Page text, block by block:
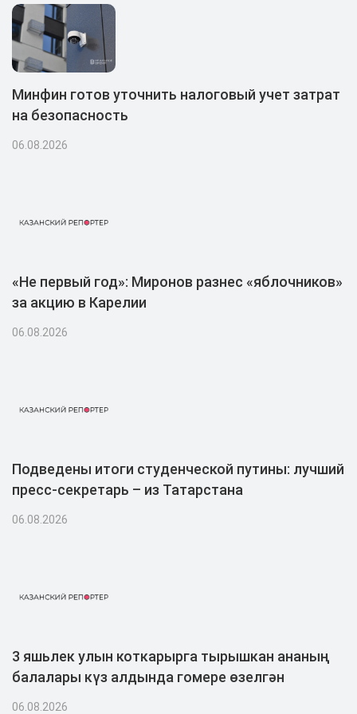
Минфин готов уточнить налоговый учет затрат
на безопасность
06.08.2026
«Не первый год»: Миронов разнес «яблочников»
за акцию в Карелии
06.08.2026
Подведены итоги студенческой путины: лучший
пресс-секретарь – из Татарстана
06.08.2026
3 яшьлек улын коткарырга тырышкан ананың
балалары күз алдында гомере өзелгән
06.08.2026